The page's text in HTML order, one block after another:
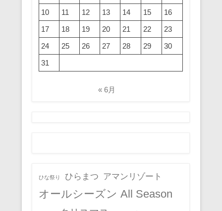
10
11 12 13 14 15
16
17
18 19 20 21 22
23
24
25 26 27 28 29
30
31
« 6月
ひな祭り ひらまつ アマンリゾート
オールシーズン All Season